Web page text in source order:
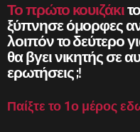
Το πρώτο κουιζάκι
ξύπνησε όμορφες
λοιπόν το δεύτερο
θα βγει νικητής σε
ερωτήσεις ;!
Παίξτε το 1ο μέρος